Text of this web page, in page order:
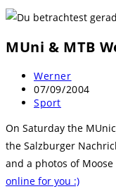
MUni & MTB
Beitrags-
Autor:
Werner
Beitrag
veröffentlicht:
07/09/2004
Beitrags-
Sport
On Saturday the
the Salzburger
and a photos of
online for you :)